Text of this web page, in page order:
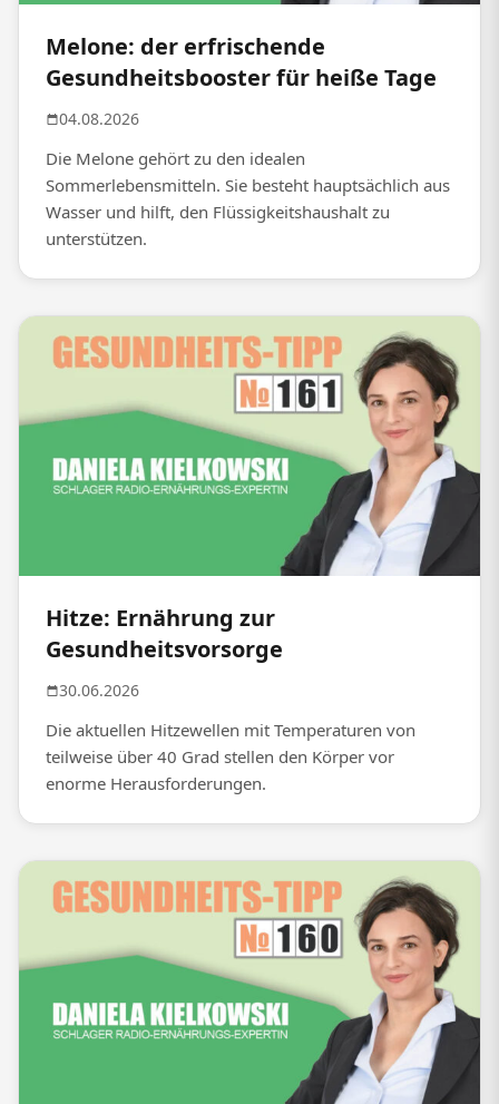
Melone: der erfrischende
Gesundheitsbooster für heiße Tage
04.08.2026
Die Melone gehört zu den idealen
Sommerlebensmitteln. Sie besteht hauptsächlich aus
Wasser und hilft, den Flüssigkeitshaushalt zu
unterstützen.
Hitze: Ernährung zur
Gesundheitsvorsorge
30.06.2026
Die aktuellen Hitzewellen mit Temperaturen von
teilweise über 40 Grad stellen den Körper vor
enorme Herausforderungen.